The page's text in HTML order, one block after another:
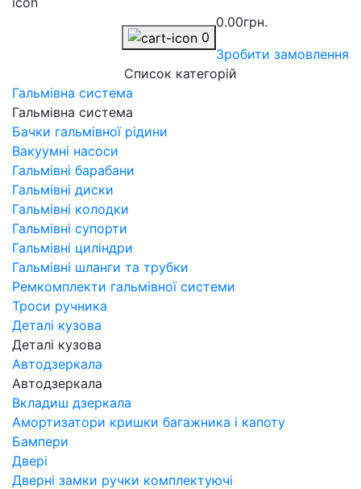
0
0.00грн.
Зробити замовлення
Список категорій
Гальмівна система
Гальмівна система
Бачки гальмівної рідини
Вакуумні насоси
Гальмівні барабани
Гальмівні диски
Гальмівні колодки
Гальмівні супорти
Гальмівні циліндри
Гальмівні шланги та трубки
Ремкомплекти гальмівної системи
Троси ручника
Деталі кузова
Деталі кузова
Автодзеркала
Автодзеркала
Вкладиш дзеркала
Амортизатори кришки багажника і капоту
Бампери
Двері
Дверні замки ручки комплектуючі